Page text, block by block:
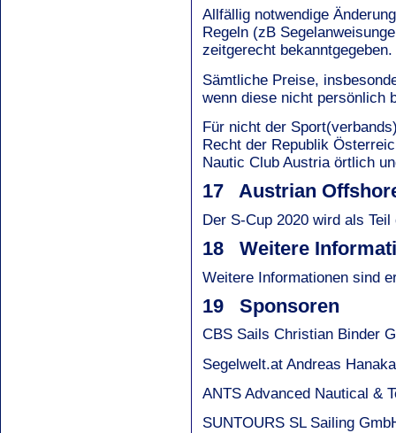
Allfällig notwendige
Regeln (zB
zeitgerecht bekanntgegeben.
Sämtliche Preise,
wenn diese nicht persönlich
Für nicht der
Recht der Republik
Nautic Club Austria örtlich
17 Austrian
Der S-Cup 2020 wird als
18 Weitere
Weitere Informationen sind
19 Sponsoren
CBS Sails Christian Binder
Segelwelt.at Andreas
ANTS Advanced Nautical &
SUNTOURS SL Sailing